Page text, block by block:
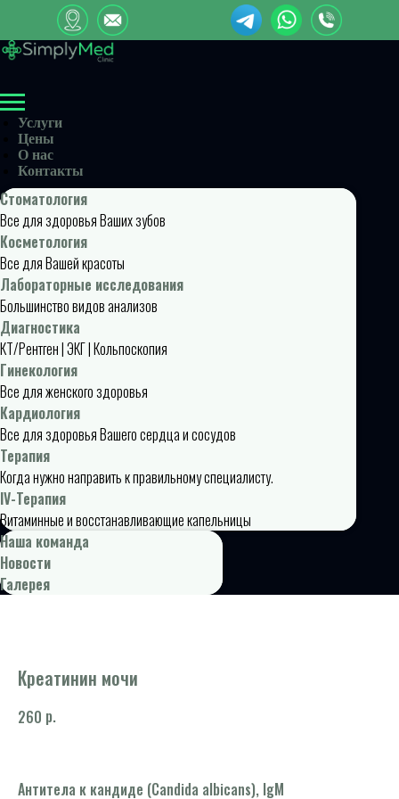
Услуги
Цены
О нас
Контакты
Стоматология
Все для здоровья Ваших зубов
Косметология
Все для Вашей красоты
Лабораторные исследования
Большинство видов анализов
Диагностика
КТ/Рентген | ЭКГ | Кольпоскопия
Гинекология
Все для женского здоровья
Кардиология
Все для здоровья Вашего сердца и сосудов
Терапия
Когда нужно направить к правильному специалисту.
IV-Терапия
Витаминные и восстанавливающие капельницы
Наша команда
Новости
Галерея
Креатинин мочи
260 р.
Антитела к кандиде (Candida albicans), IgM